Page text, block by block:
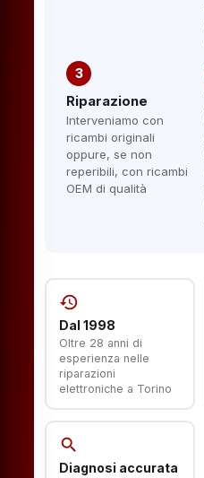
3
Riparazione
Interveniamo con
ricambi originali
oppure, se non
reperibili, con ricambi
OEM di qualità
history
Dal 1998
Oltre 28 anni di
esperienza nelle
riparazioni
elettroniche a Torino
search
Diagnosi accurata